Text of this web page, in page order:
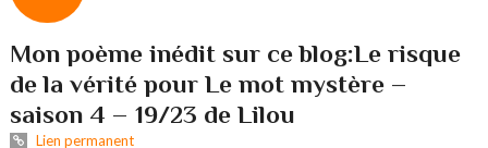
Mon poème inédit sur ce blog:Le risque
de la vérité pour Le mot mystère –
saison 4 – 19/23 de Lilou
Lien permanent